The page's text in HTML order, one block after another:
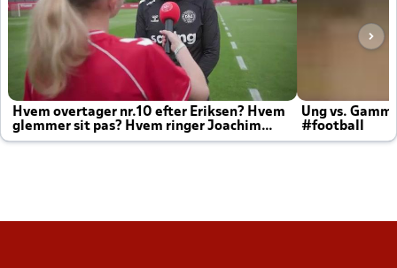
Hvem overtager nr.10 efter Eriksen? Hvem
glemmer sit pas? Hvem ringer Joachim
altid til efter kampe?
Ung vs.
#football